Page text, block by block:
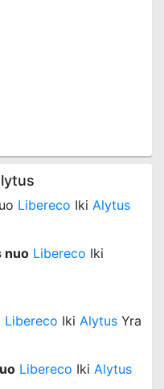
Libereco Iki Alytus
nuo Libereco Iki
Libereco Iki Alytus Yra
Libereco Iki Alytus